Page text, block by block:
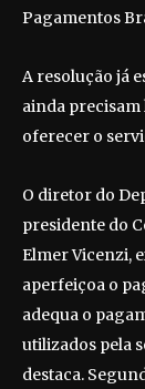
Pagamentos
A resolução já
ainda
oferecer o
O diretor do
presidente do
Elmer Vicenzi,
aperfeiçoa o
adequa o
utilizados pela
destaca.